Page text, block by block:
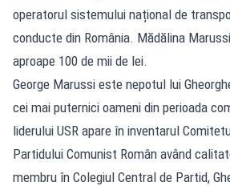
operatorul sistemului național de
conducte din România. Mădălina
aproape 100 de mii de lei.
George Marussi este nepotul lui
cei mai puternici oameni din perioada
liderului USR apare în inventarul
Partidului Comunist Român având
membru în Colegiul Central de Partid,